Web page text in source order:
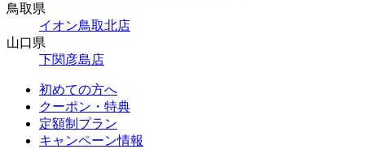
鳥取県
イオン鳥取北店
山口県
下関彦島店
初めての方へ
クーポン・特典
定額制プラン
キャンペーン情報